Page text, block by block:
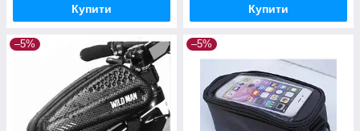
Купити Купити
–5% –5%